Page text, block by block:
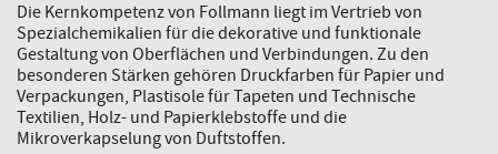
Die Kernkompetenz von Follmann liegt im Vertrieb von
Spezialchemikalien für die dekorative und funktionale
Gestaltung von Oberflächen und Verbindungen. Zu den
besonderen Stärken gehören Druckfarben für Papier und
Verpackungen, Plastisole für Tapeten und Technische
Textilien, Holz- und Papierklebstoffe und die
Mikroverkapselung von Duftstoffen.